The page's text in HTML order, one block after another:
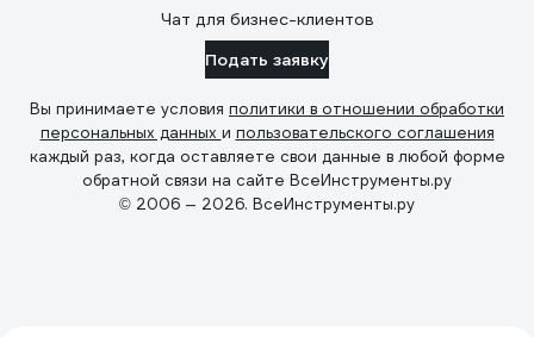
Чат для бизнес-клиентов
Подать заявку
Вы принимаете условия политики в отношении обработки
персональных данных и пользовательского соглашения
каждый раз, когда оставляете свои данные в любой форме
обратной связи на сайте ВсеИнструменты.ру
© 2006 — 2026. ВсеИнструменты.ру